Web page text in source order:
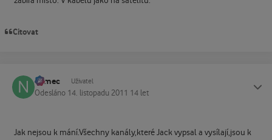
Citovat
namec Uživatel
Odesláno 14. listopadu 2011 14 let
Jak nejsou k mání.Všechny kanály,které Jack vypsal a vysílají,jsou k